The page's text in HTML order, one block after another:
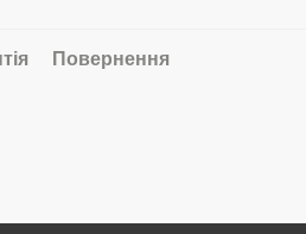
Повернення